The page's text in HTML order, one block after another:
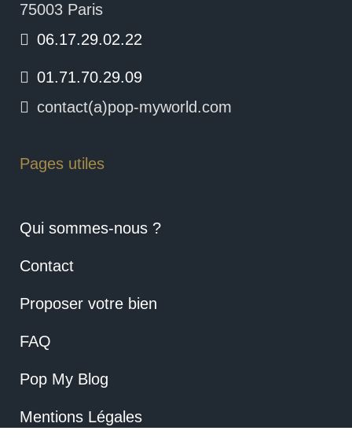
75003 Paris
06.17.29.02.22
01.71.70.29.09
contact(a)pop-myworld.com
Pages utiles
Qui sommes-nous ?
Contact
Proposer votre bien
FAQ
Pop My Blog
Mentions Légales